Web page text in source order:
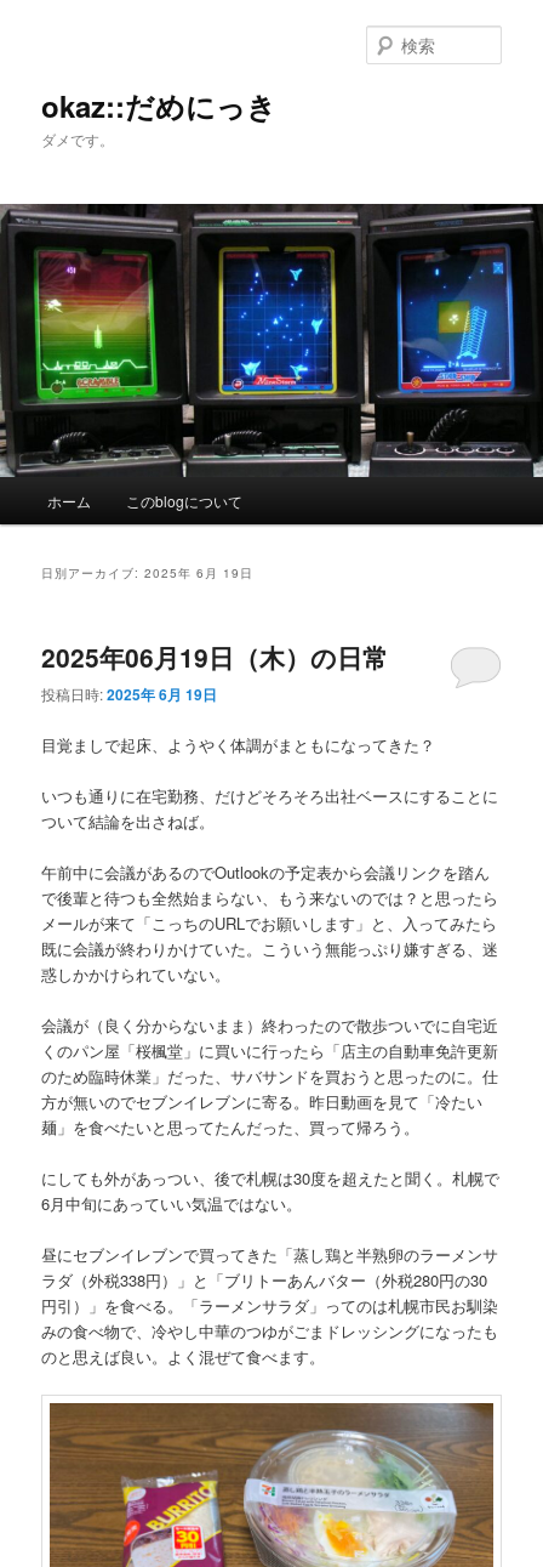
へ
移
移
動
okaz::だめにっき
ダメです。
索
ホーム このblogについて
日別アーカイブ:2025年 6月 19日
2025年06月19日（木）の日常
投稿日時:2025年 6月 19日
目覚ましで起床、ようやく体調がまともになってきた？
いつも通りに在宅勤務、だけどそろそろ出社ベースにすることに
ついて結論を出さねば。
午前中に会議があるのでOutlookの予定表から会議リンクを踏ん
で後輩と待つも全然始まらない、もう来ないのでは？と思ったら
メールが来て「こっちのURLでお願いします」と、入ってみたら
既に会議が終わりかけていた。こういう無能っぷり嫌すぎる、迷
惑しかかけられていない。
会議が（良く分からないまま）終わったので散歩ついでに自宅近
くのパン屋「桜楓堂」に買いに行ったら「店主の自動車免許更新
のため臨時休業」だった、サバサンドを買おうと思ったのに。仕
方が無いのでセブンイレブンに寄る。昨日動画を見て「冷たい
麺」を食べたいと思ってたんだった、買って帰ろう。
にしても外があっつい、後で札幌は30度を超えたと聞く。札幌で
6月中旬にあっていい気温ではない。
昼にセブンイレブンで買ってきた「蒸し鶏と半熟卵のラーメンサ
ラダ（外税338円）」と「ブリトーあんバター（外税280円の30
円引）」を食べる。「ラーメンサラダ」ってのは札幌市民お馴染
みの食べ物で、冷やし中華のつゆがごまドレッシングになったも
のと思えば良い。よく混ぜて食べます。